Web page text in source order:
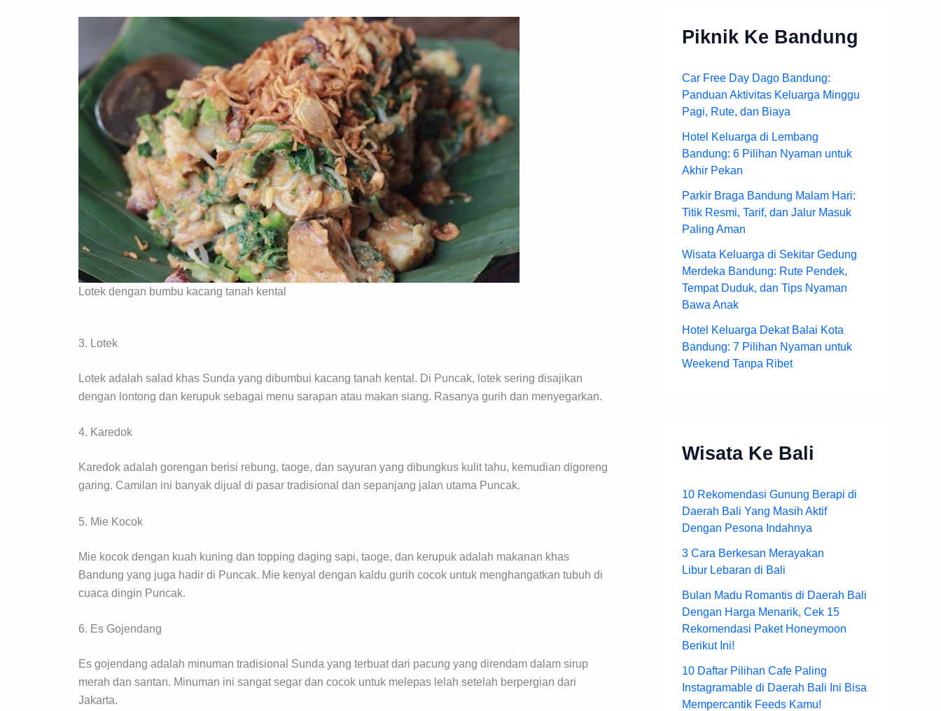
Lotek dengan bumbu kacang tanah kental
3. Lotek
Lotek adalah salad khas Sunda yang dibumbui kacang tanah kental. Di Puncak, lotek sering disajikan
dengan lontong dan kerupuk sebagai menu sarapan atau makan siang. Rasanya gurih dan menyegarkan.
4. Karedok
Karedok adalah gorengan berisi rebung, taoge, dan sayuran yang dibungkus kulit tahu, kemudian digoreng
garing. Camilan ini banyak dijual di pasar tradisional dan sepanjang jalan utama Puncak.
5. Mie Kocok
Mie kocok dengan kuah kuning dan topping daging sapi, taoge, dan kerupuk adalah makanan khas
Bandung yang juga hadir di Puncak. Mie kenyal dengan kaldu gurih cocok untuk menghangatkan tubuh di
cuaca dingin Puncak.
6. Es Gojendang
Es gojendang adalah minuman tradisional Sunda yang terbuat dari pacung yang direndam dalam sirup
merah dan santan. Minuman ini sangat segar dan cocok untuk melepas lelah setelah berpergian dari
Jakarta.
Piknik Ke Bandung
Car Free Day Dago Bandung:
Panduan Aktivitas Keluarga Minggu
Pagi, Rute, dan Biaya
Hotel Keluarga di Lembang
Bandung: 6 Pilihan Nyaman untuk
Akhir Pekan
Parkir Braga Bandung Malam Hari:
Titik Resmi, Tarif, dan Jalur Masuk
Paling Aman
Wisata Keluarga di Sekitar Gedung
Merdeka Bandung: Rute Pendek,
Tempat Duduk, dan Tips Nyaman
Bawa Anak
Hotel Keluarga Dekat Balai Kota
Bandung: 7 Pilihan Nyaman untuk
Weekend Tanpa Ribet
Wisata Ke Bali
10 Rekomendasi Gunung Berapi di
Daerah Bali Yang Masih Aktif
Dengan Pesona Indahnya
3 Cara Berkesan Merayakan
Libur Lebaran di Bali
Bulan Madu Romantis di Daerah Bali
Dengan Harga Menarik, Cek 15
Rekomendasi Paket Honeymoon
Berikut Ini!
10 Daftar Pilihan Cafe Paling
Instagramable di Daerah Bali Ini Bisa
Mempercantik Feeds Kamu!